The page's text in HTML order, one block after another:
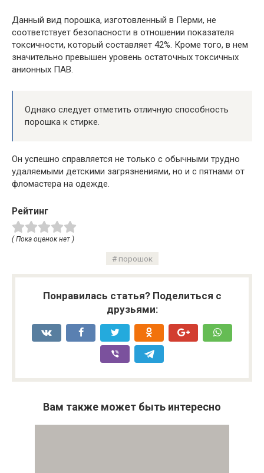
Данный вид порошка, изготовленный в Перми, не
соответствует безопасности в отношении показателя
токсичности, который составляет 42%. Кроме того, в нем
значительно превышен уровень остаточных токсичных
анионных ПАВ.
Однако следует отметить отличную способность
порошка к стирке.
Он успешно справляется не только с обычными трудно
удаляемыми детскими загрязнениями, но и с пятнами от
фломастера на одежде.
Рейтинг
( Пока оценок нет )
порошок
Понравилась статья? Поделиться с
друзьями:
Вам также может быть интересно